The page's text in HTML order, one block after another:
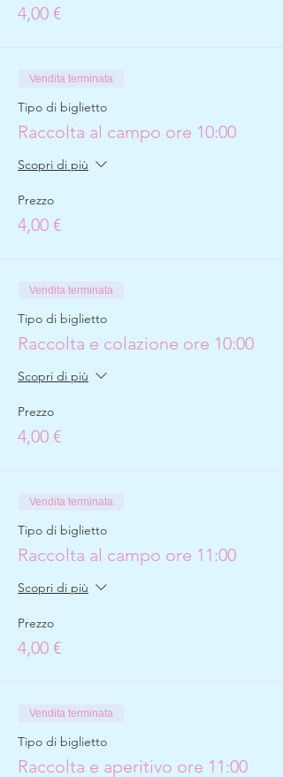
4,00 €
Vendita terminata
Tipo di biglietto
Raccolta al campo ore 10:00
Scopri di più
Prezzo
4,00 €
Vendita terminata
Tipo di biglietto
Raccolta e colazione ore 10:00
Scopri di più
Prezzo
4,00 €
Vendita terminata
Tipo di biglietto
Raccolta al campo ore 11:00
Scopri di più
Prezzo
4,00 €
Vendita terminata
Tipo di biglietto
Raccolta e aperitivo ore 11:00